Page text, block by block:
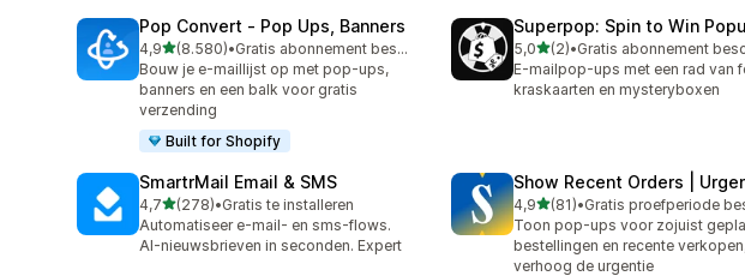
Pop Convert ‑ Pop Ups, Banners
4,9van 5 sterren
(8.580)
8580 recensies in totaal
•
Gratis abonnement beschikbaar
Bouw je e-maillijst op met pop-ups,
banners en een balk voor gratis
verzending
Built for Shopify
Superpop: Spin to Win
5,0van 5 sterren
(2)
2 recensies in totaal
•
E-mailpop-ups met een rad van
kraskaarten en mysteryboxen
SmartrMail Email & SMS
4,7van 5 sterren
(278)
278 recensies in totaal
•Gratis te installeren
Automatiseer e-mail- en sms-flows.
AI-nieuwsbrieven in seconden. Expert
Show Recent Orders |
4,9van 5 sterren
(81)
81 recensies in totaal
•
Toon pop-ups voor zojuist
bestellingen en recente
verhoog de urgentie